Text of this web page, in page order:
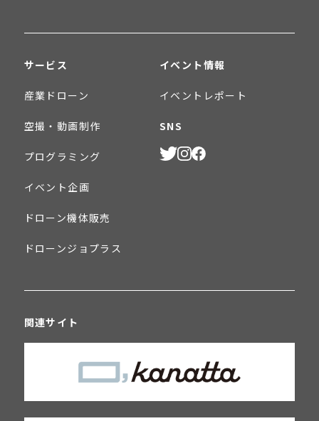
サービス
産業ドローン
空撮・動画制作
プログラミング
イベント企画
ドローン機体販売
ドローンジョプラス
イベント情報
イベントレポート
SNS
関連サイト